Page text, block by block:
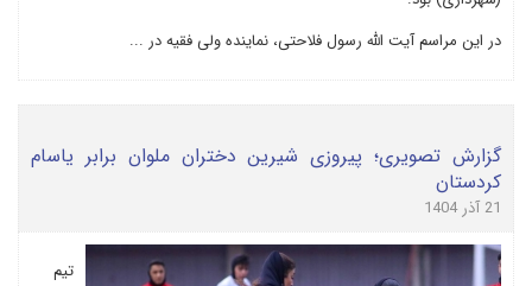
در این مراسم آیت الله رسول فلاحتی، نماینده ولی فقیه در ...
گزارش تصویری؛ پیروزی شیرین دختران ملوان برابر یاسام
کردستان
21 آذر 1404
تیم